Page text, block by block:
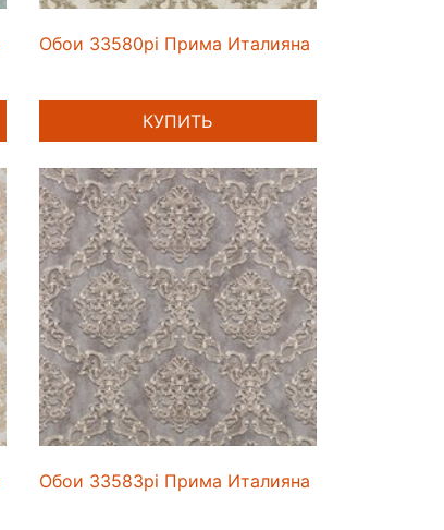
Обои 33580pi Прима Италияна
КУПИТЬ
Обои 33583pi Прима Италияна